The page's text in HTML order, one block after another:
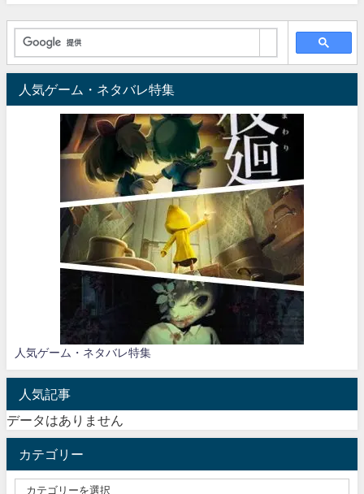
人気ゲーム・ネタバレ特集
人気ゲーム・ネタバレ特集
人気記事
データはありません
カテゴリー